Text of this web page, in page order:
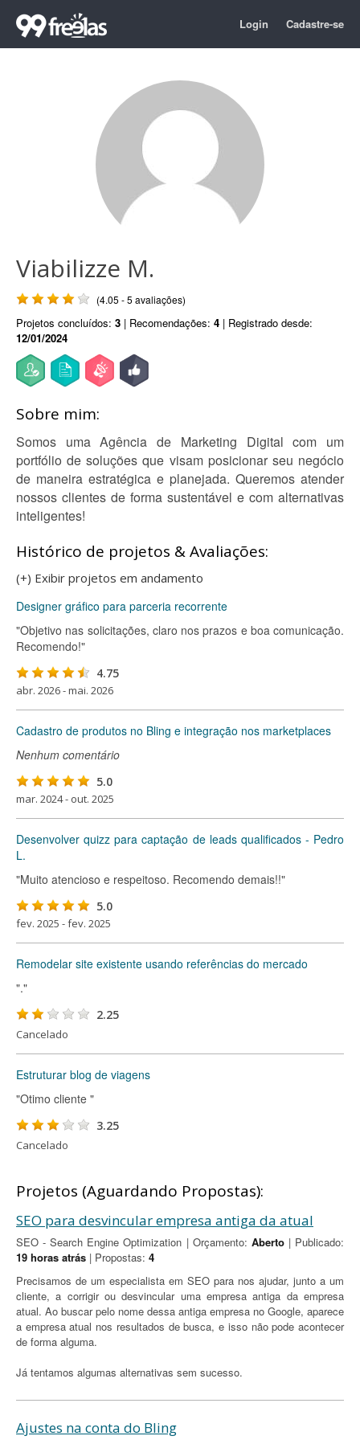
Login Cadastre-se
Viabilizze M.
(4.05 - 5 avaliações)
Projetos concluídos: 3 | Recomendações: 4 | Registrado desde:
12/01/2024
Sobre mim:
Somos uma Agência de Marketing Digital com um
portfólio de soluções que visam posicionar seu negócio
de maneira estratégica e planejada. Queremos atender
nossos clientes de forma sustentável e com alternativas
inteligentes!
Histórico de projetos & Avaliações:
(+) Exibir projetos em andamento
Designer gráfico para parceria recorrente
"Objetivo nas solicitações, claro nos prazos e boa comunicação.
Recomendo!"
4.75
abr. 2026 - mai. 2026
Cadastro de produtos no Bling e integração nos marketplaces
Nenhum comentário
5.0
mar. 2024 - out. 2025
Desenvolver quizz para captação de leads qualificados - Pedro
L.
"Muito atencioso e respeitoso. Recomendo demais!!"
5.0
fev. 2025 - fev. 2025
Remodelar site existente usando referências do mercado
"."
2.25
Cancelado
Estruturar blog de viagens
"Otimo cliente "
3.25
Cancelado
Projetos (Aguardando Propostas):
SEO para desvincular empresa antiga da atual
SEO - Search Engine Optimization | Orçamento: Aberto| Publicado:
19 horas atrás | Propostas: 4
Precisamos de um especialista em SEO para nos ajudar, junto a um
cliente, a corrigir ou desvincular uma empresa antiga da empresa
atual. Ao buscar pelo nome dessa antiga empresa no Google, aparece
a empresa atual nos resultados de busca, e isso não pode acontecer
de forma alguma.
Já tentamos algumas alternativas sem sucesso.
Ajustes na conta do Bling